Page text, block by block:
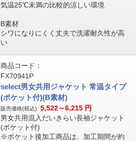
気温25℃未満の比較的涼しい環境
B素材
シワになりにくく丈夫で洗濯耐久性が高
い
商品コード：
FX70941P
select男女共用ジャケット 常温タイプ
(ポケット付)(B素材)
販売価格(税込): 5,522～6,215 円
男女共用混入だいきらい長袖ジャケット
(ポケット付)
※ポケット後加工商品は、加工期間が約